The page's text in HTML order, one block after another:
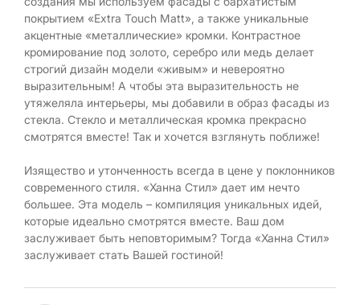
покрытием «Extra Touch Matt», а также уникальные
акцентные «металлические» кромки. Контрастное
кромирование под золото, серебро или медь делает
строгий дизайн модели «живым» и невероятно
выразительным! А чтобы эта выразительность не
утяжеляла интерьеры, мы добавили в образ фасады из
стекла. Стекло и металлическая кромка прекрасно
смотрятся вместе! Так и хочется взглянуть поближе!
Изящество и утонченность всегда в цене у поклонников
современного стиля. «Ханна Стил» дает им нечто
большее. Эта модель – компиляция уникальных идей,
которые идеально смотрятся вместе. Ваш дом
заслуживает быть неповторимым? Тогда «Ханна Стил»
заслуживает стать Вашей гостиной!